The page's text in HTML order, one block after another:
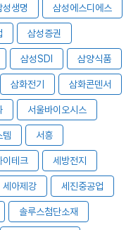
성생명 삼성에스디에스
삼성증권
삼성SDI 삼양식품
삼화전기 삼화콘덴서
서울바이오시스
템 서흥
이테크 세방전지
세아제강 세진중공업
솔루스첨단소재